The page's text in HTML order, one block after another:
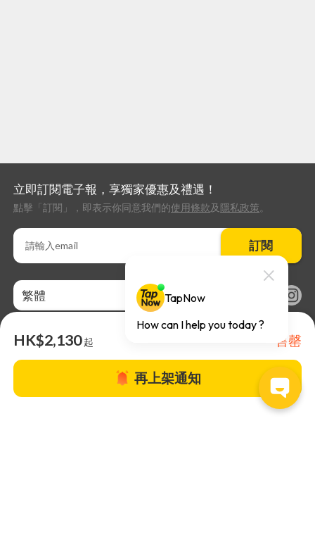
HK$2,130起 售罄
再上架通知
立即訂閱電子報，享獨家優惠及禮遇！
點擊「訂閱」，即表示你同意我們的使用條款及 隱私政策。
訂閱
繁體
關於TapNow |TapNow Blog |加入成為合作夥伴|網站條款 |幫助